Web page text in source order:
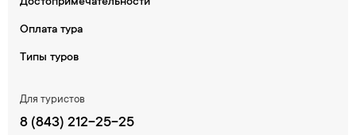
Оплата тура
Типы туров
Для туристов
8 (843) 212-25-25